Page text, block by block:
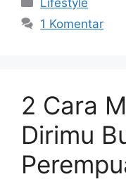
Lifestyle
1 Komentar
2 Cara
Dirimu